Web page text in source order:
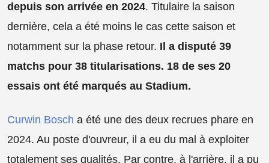
depuis son arrivée en 2024. Titulaire la saison
dernière, cela a été moins le cas cette saison et
notamment sur la phase retour. Il a disputé 39
matchs pour 38 titularisations. 18 de ses 20
essais ont été marqués au Stadium.
Curwin Bosch a été une des deux recrues phare en
2024. Au poste d'ouvreur, il a eu du mal à exploiter
totalement ses qualités. Par contre, à l'arrière, il a pu